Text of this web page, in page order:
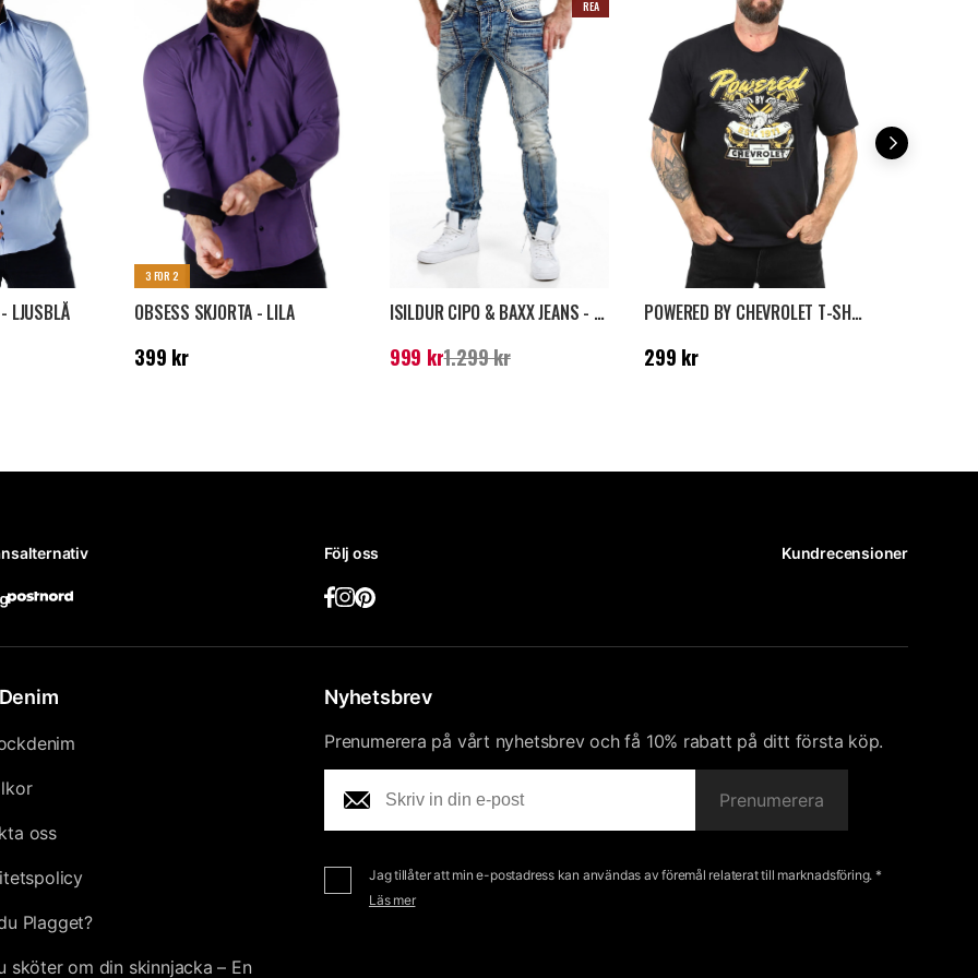
LJUSBLÅ
3 FOR 2
OBSESS SKJORTA - LILA
Pris: 399 kr
399 kr
REA
ISILDUR CIPO & BAXX JEANS - BLÅ
Nuvarande pris:999 kr
999 kr1.299 kr
POWERED BY CHEVROLET T-SHIRT - SVART
Pris: 299 kr
299 kr
Följ oss Kundrecensioner
oss
Plagget?
sköter om din skinnjacka – En
Nyhetsbrev
Prenumerera på vårt nyhetsbrev och få 10% rabatt på ditt första köp.
Prenumerera
Jag tillåter att min e-postadress kan användas av föremål relaterat till marknadsföring. *
Läs mer